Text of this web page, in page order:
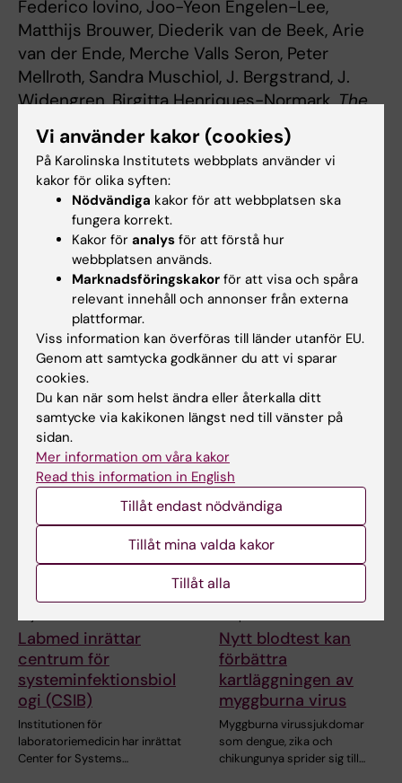
Federico Iovino, Joo-Yeon Engelen-Lee,
Matthijs Brouwer, Diederik van de Beek, Arie
van der Ende, Merche Valls Seron, Peter
Mellroth, Sandra Muschiol, J. Bergstrand, J.
Widengren, Birgitta Henriques-Normark,The
Journal of Experimental Medicine, online 17
maj 2017
Infektionsmedicin Mikrobiologi
Uppdaterad av:
Charlotte Brandt 2022-05-10
Dela
Relaterade artiklar
Labmed inrättar
centrum för
systeminfektionsbiol
ogi (CSIB)
Institutionen för
laboratoriemedicin har inrättat
Center for Systems…
Nytt blodtest kan
förbättra
kartläggningen av
myggburna virus
Myggburna virussjukdomar
som dengue, zika och
chikungunya sprider sig till…
Vi använder kakor (cookies)
På Karolinska Institutets webbplats använder vi
kakor för olika syften:
Nödvändiga kakor för att webbplatsen ska
fungera korrekt.
Kakor för analys för att förstå hur
webbplatsen används.
Marknadsföringskakor för att visa och spåra
relevant innehåll och annonser från externa
plattformar.
Viss information kan överföras till länder utanför EU.
Genom att samtycka godkänner du att vi sparar
cookies.
Du kan när som helst ändra eller återkalla ditt
samtycke via kakikonen längst ned till vänster på
sidan.
Mer information om våra kakor
Read this information in English
Tillåt endast nödvändiga
Tillåt mina valda kakor
Tillåt alla